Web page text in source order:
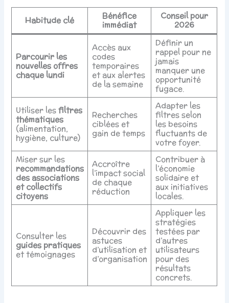
Habitude clé
Bénéfice
immédiat
Conseil pour
2026
Parcourir les
nouvelles offres
chaque lundi
Accès aux
codes
temporaires
et aux alertes
de la semaine
Définir un
rappel pour ne
jamais
manquer une
opportunité
fugace.
Utiliser lesfiltres
thématiques
(alimentation,
hygiène, culture)
Recherches
ciblées et
gain de temps
Adapter les
filtres selon
les besoins
fluctuants de
votre foyer.
Miser sur les
recommandations
des associations
et collectifs
citoyens
Accroître
l’impact social
de chaque
réduction
Contribuer à
l’économie
solidaire et
aux initiatives
locales.
Consulter les
guides pratiques
et témoignages
Découvrir des
astuces
d’utilisation et
d’organisation
Appliquer les
stratégies
testées par
d’autres
utilisateurs
pour des
résultats
concrets.